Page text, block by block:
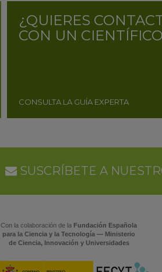
¿QUIERES
CON UN
CONSULTA LA GUÍA EXPERTA
SUSCRÍBETE A
Con la colaboración de la Fundación Española
para la Ciencia y la Tecnología — Ministerio
de Ciencia, Innovación y Universidades